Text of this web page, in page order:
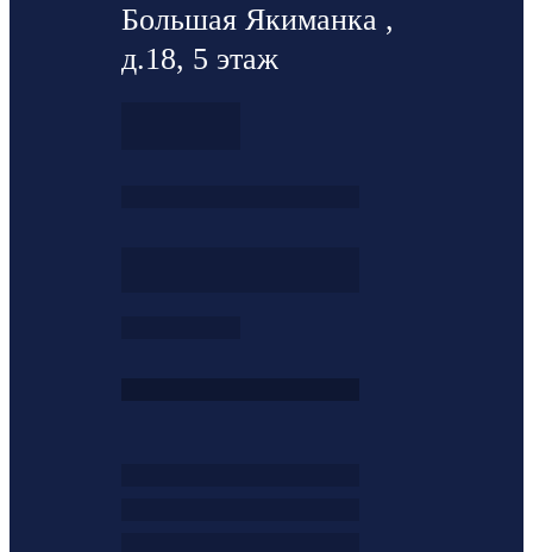
Большая Якиманка ,
д.18, 5 этаж